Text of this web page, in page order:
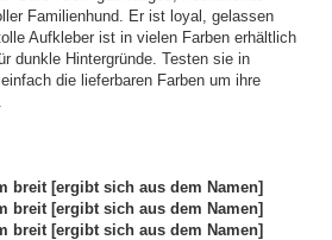
Familienhund. Er ist loyal, gelassen
Aufkleber ist in vielen Farben erhältlich
dunkle Hintergründe. Testen sie in
die lieferbaren Farben um ihre
breit [ergibt sich aus dem Namen]
breit [ergibt sich aus dem Namen]
breit [ergibt sich aus dem Namen]